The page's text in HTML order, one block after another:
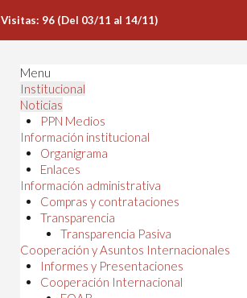
Visitas: 96 (Del 03/11 al 14/11)
Menu
Institucional
Noticias
PPN Medios
Información institucional
Organigrama
Enlaces
Información administrativa
Compras y contrataciones
Transparencia
Transparencia Pasiva
Cooperación y Asuntos Internacionales
Informes y Presentaciones
Cooperación Internacional